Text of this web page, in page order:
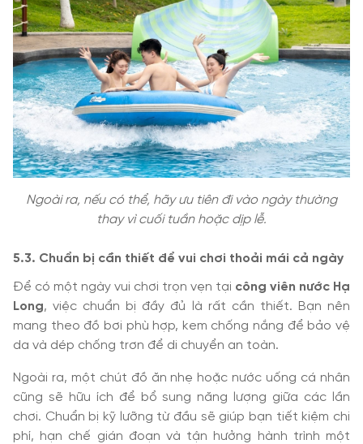
Ngoài ra, nếu có thể, hãy ưu tiên đi vào ngày thường
thay vì cuối tuần hoặc dịp lễ.
5.3. Chuẩn bị cần thiết để vui chơi thoải mái cả ngày
Để có một ngày vui chơi trọn vẹn tại công viên nước Hạ
Long, việc chuẩn bị đầy đủ là rất cần thiết. Bạn nên
mang theo đồ bơi phù hợp, kem chống nắng để bảo vệ
da và dép chống trơn để di chuyển an toàn.
Ngoài ra, một chút đồ ăn nhẹ hoặc nước uống cá nhân
cũng sẽ hữu ích để bổ sung năng lượng giữa các lần
chơi. Chuẩn bị kỹ lưỡng từ đầu sẽ giúp bạn tiết kiệm chi
phí, hạn chế gián đoạn và tận hưởng hành trình một